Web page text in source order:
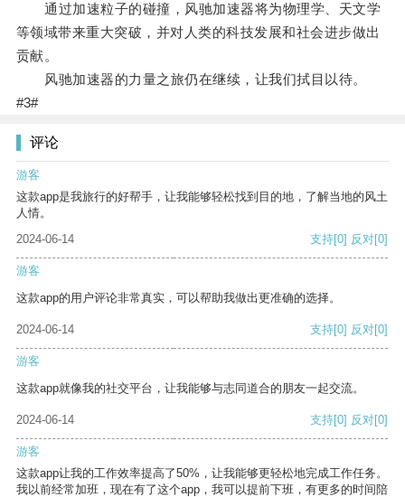
通过加速粒子的碰撞，风驰加速器将为物理学、天文学
等领域带来重大突破，并对人类的科技发展和社会进步做出
贡献。
风驰加速器的力量之旅仍在继续，让我们拭目以待。
#3#
评论
游客
这款app是我旅行的好帮手，让我能够轻松找到目的地，了解当地的风土
人情。
2024-06-14
支持[0] 反对[0]
游客
这款app的用户评论非常真实，可以帮助我做出更准确的选择。
2024-06-14 支持[0] 反对[0]
游客
这款app就像我的社交平台，让我能够与志同道合的朋友一起交流。
2024-06-14 支持[0] 反对[0]
游客
这款app让我的工作效率提高了50%，让我能够更轻松地完成工作任务。
我以前经常加班，现在有了这个app，我可以提前下班，有更多的时间陪